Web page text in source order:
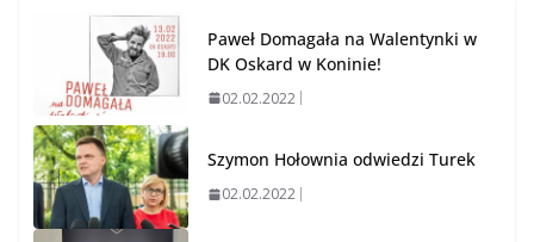
Paweł Domagała na Walentynki w
DK Oskard w Koninie!
02.02.2022
Szymon Hołownia odwiedzi Turek
02.02.2022